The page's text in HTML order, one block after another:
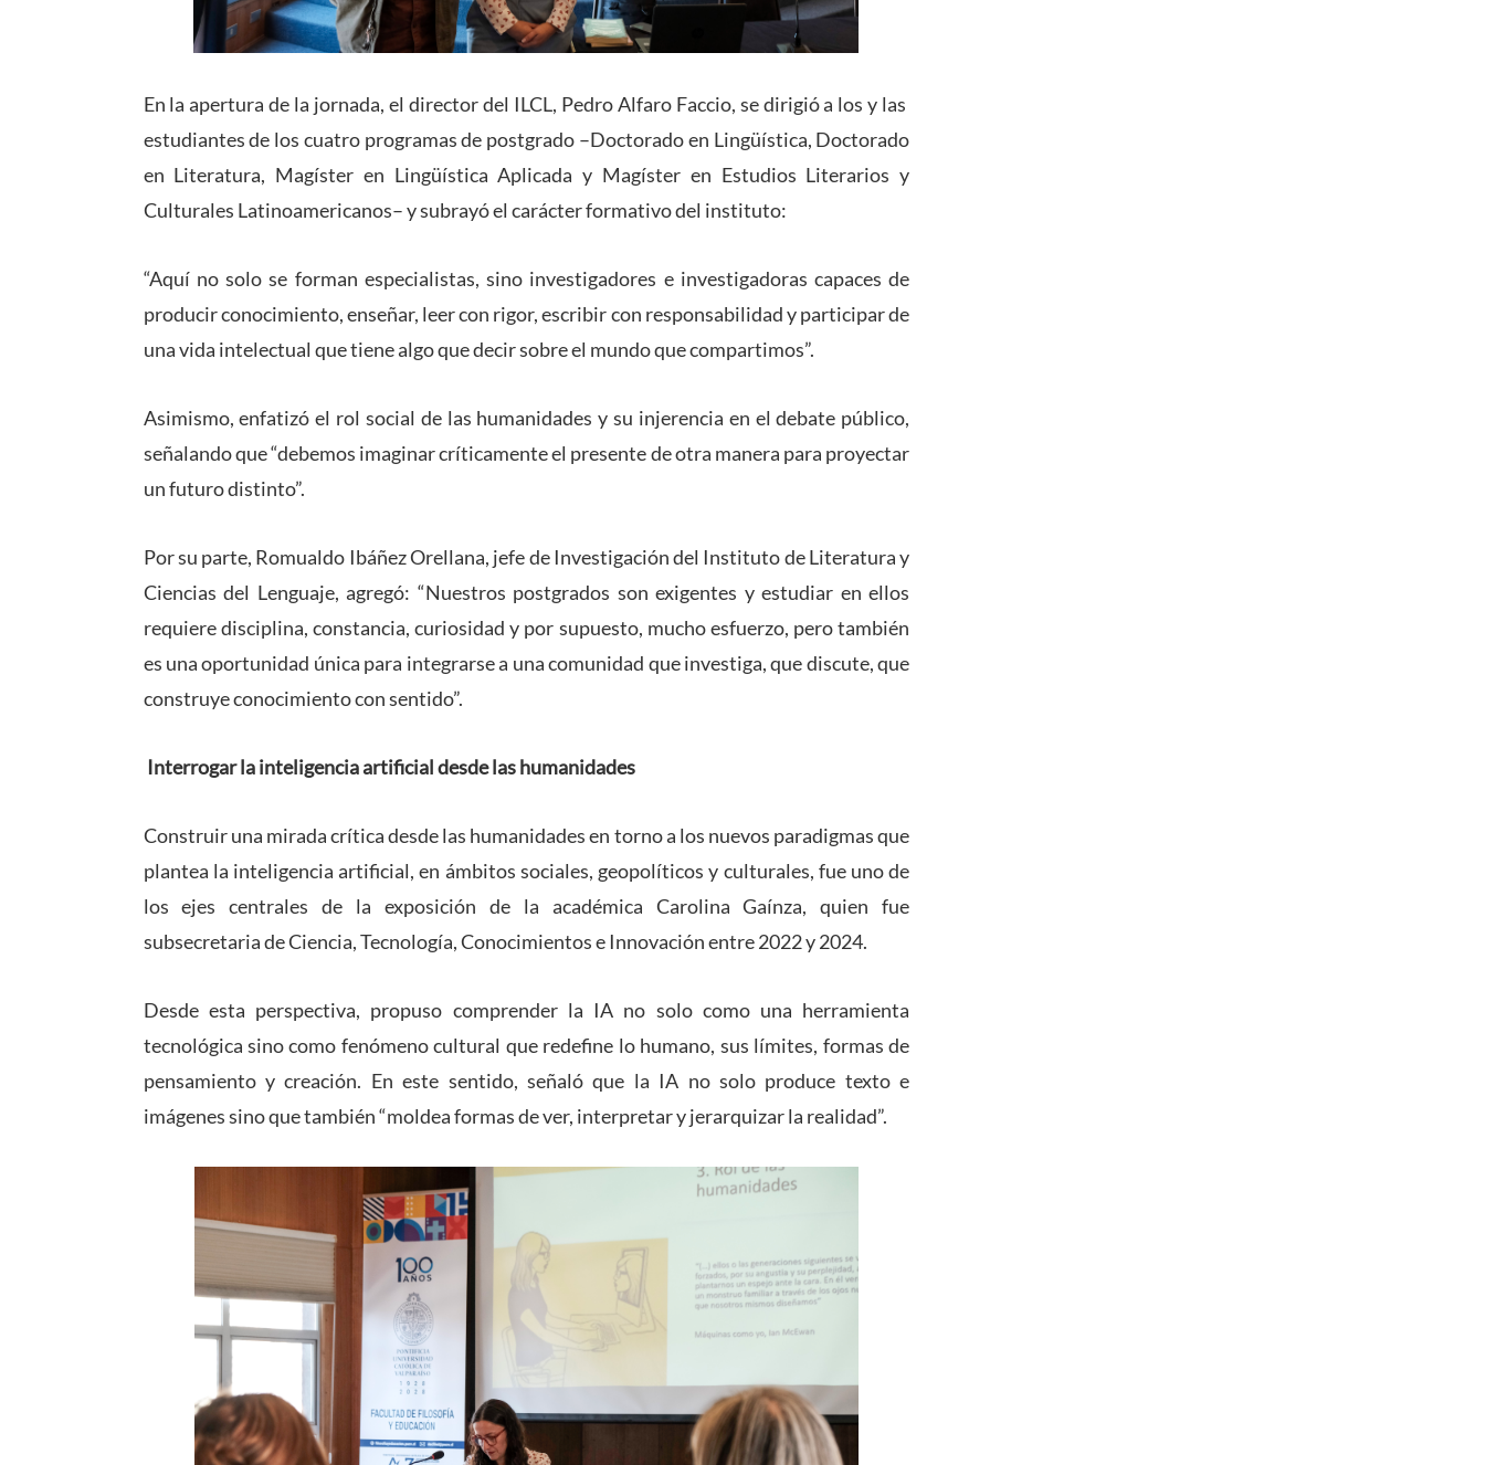
En la apertura de la jornada, el director del ILCL, Pedro Alfaro Faccio, se dirigió a los y las
estudiantes de los cuatro programas de postgrado –Doctorado en Lingüística, Doctorado
en Literatura, Magíster en Lingüística Aplicada y Magíster en Estudios Literarios y
Culturales Latinoamericanos– y subrayó el carácter formativo del instituto:
“Aquí no solo se forman especialistas, sino investigadores e investigadoras capaces de
producir conocimiento, enseñar, leer con rigor, escribir con responsabilidad y participar de
una vida intelectual que tiene algo que decir sobre el mundo que compartimos”.
Asimismo, enfatizó el rol social de las humanidades y su injerencia en el debate público,
señalando que “debemos imaginar críticamente el presente de otra manera para proyectar
un futuro distinto”.
Por su parte, Romualdo Ibáñez Orellana, jefe de Investigación del Instituto de Literatura y
Ciencias del Lenguaje, agregó: “Nuestros postgrados son exigentes y estudiar en ellos
requiere disciplina, constancia, curiosidad y por supuesto, mucho esfuerzo, pero también
es una oportunidad única para integrarse a una comunidad que investiga, que discute, que
construye conocimiento con sentido”.
Interrogar la inteligencia artificial desde las humanidades
Construir una mirada crítica desde las humanidades en torno a los nuevos paradigmas que
plantea la inteligencia artificial, en ámbitos sociales, geopolíticos y culturales, fue uno de
los ejes centrales de la exposición de la académica Carolina Gaínza, quien fue
subsecretaria de Ciencia, Tecnología, Conocimientos e Innovación entre 2022 y 2024.
Desde esta perspectiva, propuso comprender la IA no solo como una herramienta
tecnológica sino como fenómeno cultural que redefine lo humano, sus límites, formas de
pensamiento y creación. En este sentido, señaló que la IA no solo produce texto e
imágenes sino que también “moldea formas de ver, interpretar y jerarquizar la realidad”.